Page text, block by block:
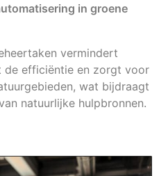
in groene
vermindert
de efficiëntie en zorgt voor
wat bijdraagt
natuurlijke hulpbronnen.